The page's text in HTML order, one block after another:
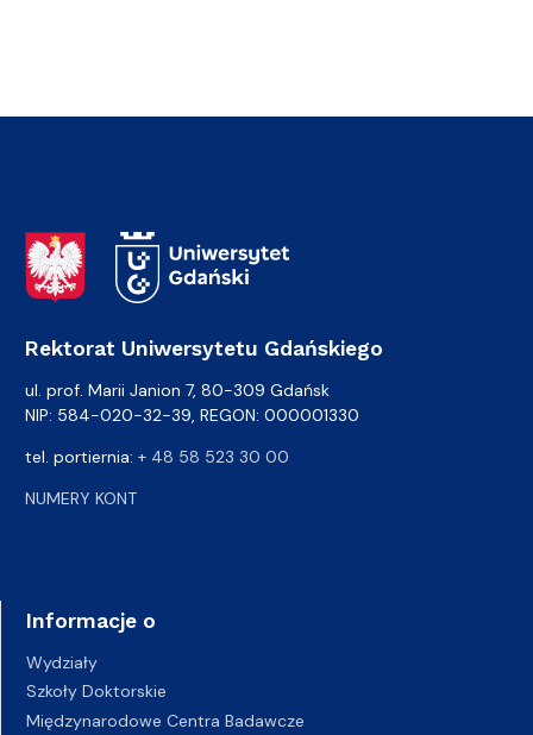
Adres Rektoratu
Rektorat Uniwersytetu Gdańskiego
ul. prof. Marii Janion 7, 80-309 Gdańsk
NIP: 584-020-32-39, REGON: 000001330
tel. portiernia: + 48 58 523 30 00
NUMERY KONT
Informacje o
Wydziały
Szkoły Doktorskie
Międzynarodowe Centra Badawcze